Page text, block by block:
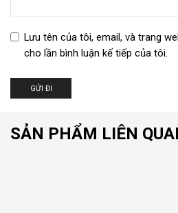
Lưu tên của tôi, email, và trang
cho lần bình luận kế tiếp của tôi.
SẢN PHẨM LIÊN